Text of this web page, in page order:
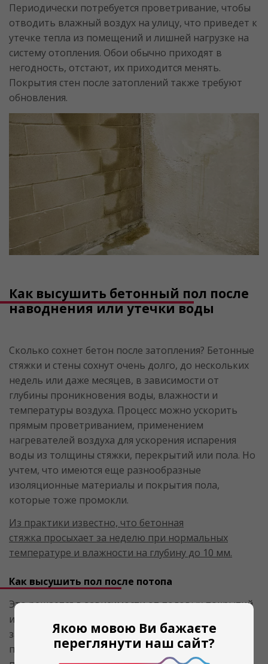
Периодически потребуется проветривание, чтобы
отводить влажный воздух на улицу, что приведет к
утечке тепла из помещений и лишней нагрузке на
систему отопления. Обои обычно приходят в
негодность, отстают, их приходится менять.
Покрытия стен после затоплений также требуют
обновления.
Как высушить бетонный пол после
наводнения или утечки воды
Сколько сохнет бетон после затопления? Бетонные
стяжки и стены сохнут очень долго, до нескольких
недель или даже месяцев, в зависимости от
глубины проникновения воды, влажности и
температуры воздуха. Процесс можно ускорить
прямым проветриванием, применением
нагревателей воздуха для ускорения испарения
воды из толщины стяжки, перекрытий или пола. Но
учтем, что имеются еще разнообразные
изоляционные материалы и покрытия пола,
которые тоже промокли.
Из практики известно, что бетонная
стяжка просыхает за неделю при нормальных
температуре и влажности на глубину до 10 мм.
Как высушить пол после потопа
Это решается в зависимости от половых покрытий
и степени их повреждения. Плитка не страдает от
затопления водой, если она уложена правильно, а
паркет или ламинат требуют тщательной
Якою мовою Ви бажаєте
переглянути наш сайт?